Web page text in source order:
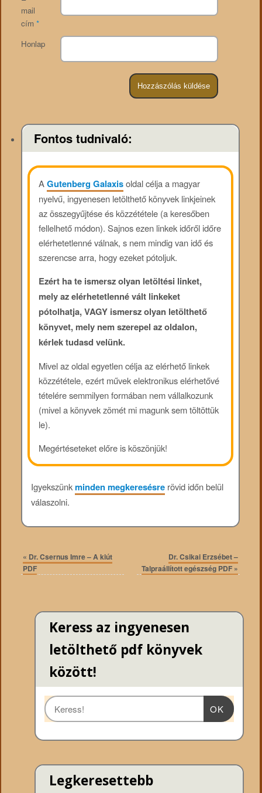
mail
cím *
Honlap
Fontos tudnivaló:
AGutenberg Galaxisoldal célja a magyar
nyelvű, ingyenesen letölthető könyvek linkjeinek
az összegyűjtése és közzététele (a keresőben
fellelhető módon). Sajnos ezen linkek időről időre
elérhetetlenné válnak, s nem mindig van idő és
szerencse arra, hogy ezeket pótoljuk.
Ezért ha te ismersz olyan letöltési linket,
mely az elérhetetlenné vált linkeket
pótolhatja, VAGY ismersz olyan letölthető
könyvet, mely nem szerepel az oldalon,
kérlek tudasd velünk.
Mivel az oldal egyetlen célja az elérhető linkek
közzététele, ezért művek elektronikus elérhetővé
tételére semmilyen formában nem vállalkozunk
(mivel a könyvek zömét mi magunk sem töltöttük
le).
Megértéseteket előre is köszönjük!
Igyekszünkminden megkeresésrerövid időn belül
válaszolni.
« Dr. Csernus Imre – A kiút
PDF
Dr. Csikai Erzsébet –
Talpraállított egészség PDF »
Keress az ingyenesen
letölthető pdf könyvek
között!
OK
Legkeresettebb